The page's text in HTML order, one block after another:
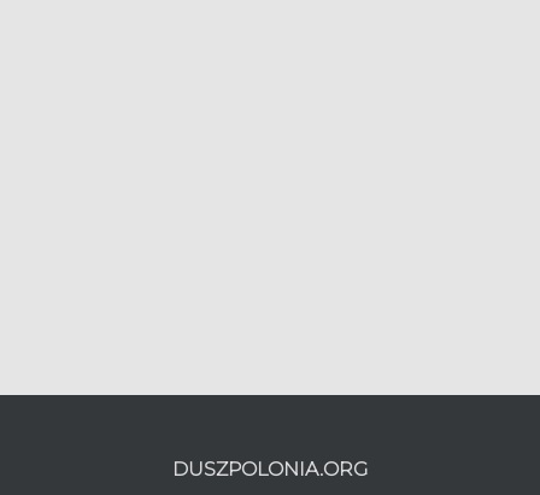
DUSZPOLONIA.ORG